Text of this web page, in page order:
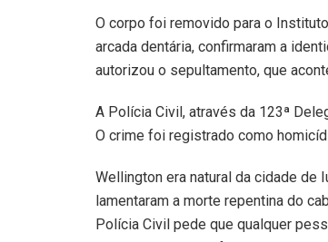
O corpo foi removido para o
arcada dentária, confirmaram a
autorizou o sepultamento, que
A Polícia Civil, através da 123ª
O crime foi registrado como
Wellington era natural da cidade de
lamentaram a morte repentina do
Polícia Civil pede que qualquer